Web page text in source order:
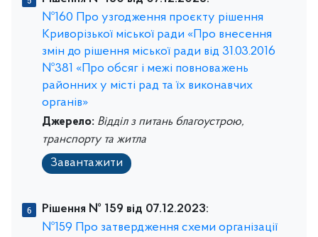
№160 Про узгодження проєкту рішення
Криворізької міської ради «Про внесення
змін до рішення міської ради від 31.03.2016
№381 «Про обсяг і межі повноважень
районних у місті рад та їх виконавчих
органів»
Джерело: Відділ з питань благоустрою,
транспорту та житла
Завантажити
Рішення № 159 від 07.12.2023:
№159 Про затвердження схеми організації